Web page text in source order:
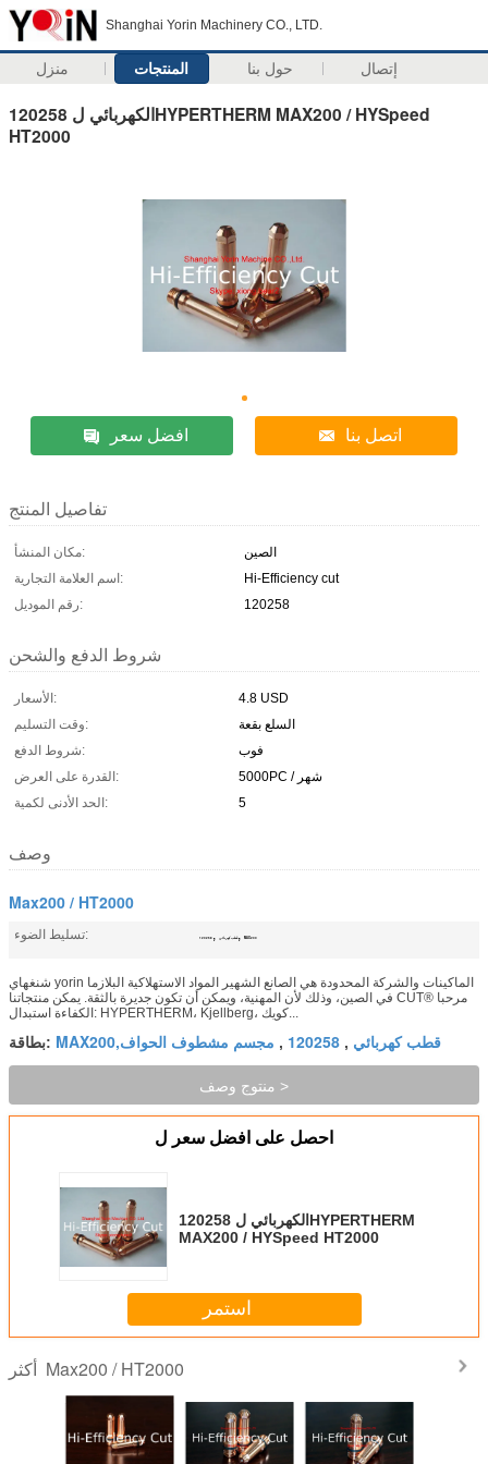
Shanghai Yorin Machinery CO., LTD.
منزل المنتجات حول بنا إتصال
120258 الكهربائي لHYPERTHERM MAX200 / HYSpeed ​​
HT2000
افضل سعر اتصل بنا
تفاصيل المنتج
مكان المنشأ:
الصين
اسم العلامة التجارية:
Hi-Efficiency cut
رقم الموديل:
120258
شروط الدفع والشحن
الأسعار:
4.8 USD
وقت التسليم:
السلع بقعة
شروط الدفع:
فوب
القدرة على العرض:
5000PC / شهر
الحد الأدنى لكمية:
5
وصف
Max200 / HT2000
تسليط الضوء: 120258 , قطب كهربائي, MAX200
شنغهاي yorin الماكينات والشركة المحدودة هي الصانع الشهير المواد الاستهلاكية البلازما
في الصين، وذلك لأن المهنية، ويمكن أن تكون جديرة بالثقة. يمكن منتجاتنا CUT® مرحبا
الكفاءة استبدال: HYPERTHERM، Kjellberg، كويك...
بطاقة: MAX200,مجسم مشطوف الحواف , 120258 , قطب كهربائي
منتوج وصف >
احصل على افضل سعر ل
120258 الكهربائي لHYPERTHERM
MAX200 / HYSpeed ​​HT2000
استمر
Max200 / HT2000